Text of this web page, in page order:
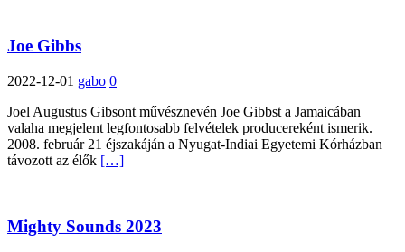
Joe Gibbs
2022-12-01 gabo 0
Joel Augustus Gibsont művésznevén Joe Gibbst a Jamaicában
valaha megjelent legfontosabb felvételek producereként ismerik.
2008. február 21 éjszakáján a Nyugat-Indiai Egyetemi Kórházban
távozott az élők […]
Mighty Sounds 2023